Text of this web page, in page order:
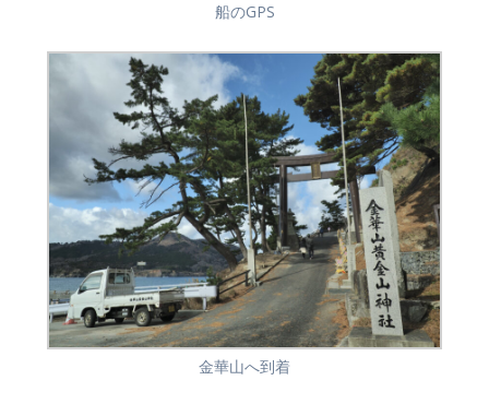
船のGPS
金華山へ到着